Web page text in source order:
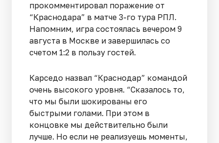
прокомментировал поражение от
“Краснодара” в матче 3-го тура РПЛ.
Напомним, игра состоялась вечером 9
августа в Москве и завершилась со
счетом 1:2 в пользу гостей.
Карседо назвал “Краснодар” командой
очень высокого уровня. “Сказалось то,
что мы были шокированы его
быстрыми голами. При этом в
концовке мы действительно были
лучше. Но если не реализуешь моменты,